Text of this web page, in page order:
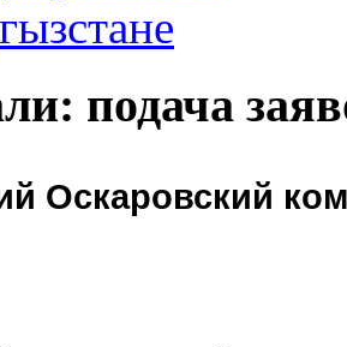
подача
Оскаровский